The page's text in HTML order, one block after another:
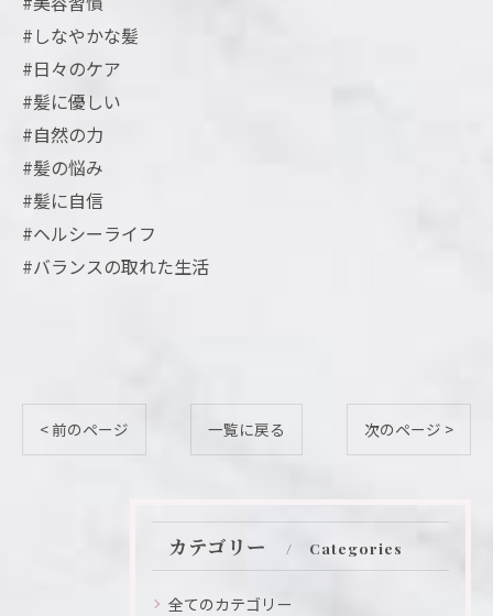
#しなやかな髪
#日々のケア
#髪に優しい
#自然の力
#髪の悩み
#髪に自信
#ヘルシーライフ
#バランスの取れた生活
< 前のページ 一覧に戻る 次のページ >
カテゴリー Categories
全てのカテゴリー